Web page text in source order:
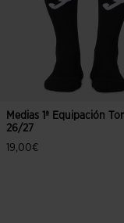
Medias 1ª Equipación
26/27
19,00€